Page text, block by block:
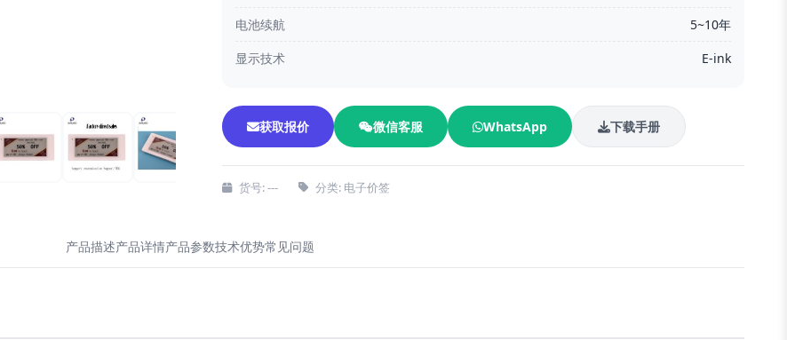
电池续航
5~10年
显示技术
E-ink
获取报价 微信客服 WhatsApp 下载手册
货号: --- 分类: 电子价签
产品描述产品详情产品参数技术优势常见问题